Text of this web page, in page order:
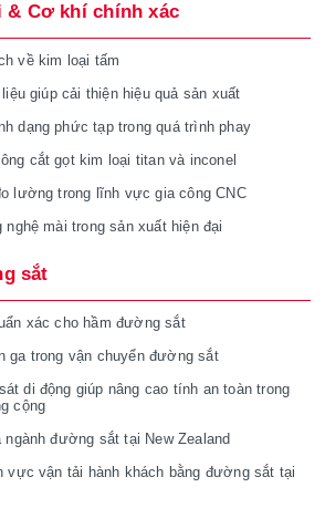
& Cơ khí chính xác
về kim loại tấm
giúp cải thiện hiệu quả sản xuất
dạng phức tạp trong quá trình phay
cắt gọt kim loại titan và inconel
lường trong lĩnh vực gia công CNC
nghệ mài trong sản xuất hiện đại
sắt
xác cho hầm đường sắt
ga trong vận chuyển đường sắt
di động giúp nâng cao tính an toàn trong
cộng
đường sắt tại New Zealand
vực vận tải hành khách bằng đường sắt tại